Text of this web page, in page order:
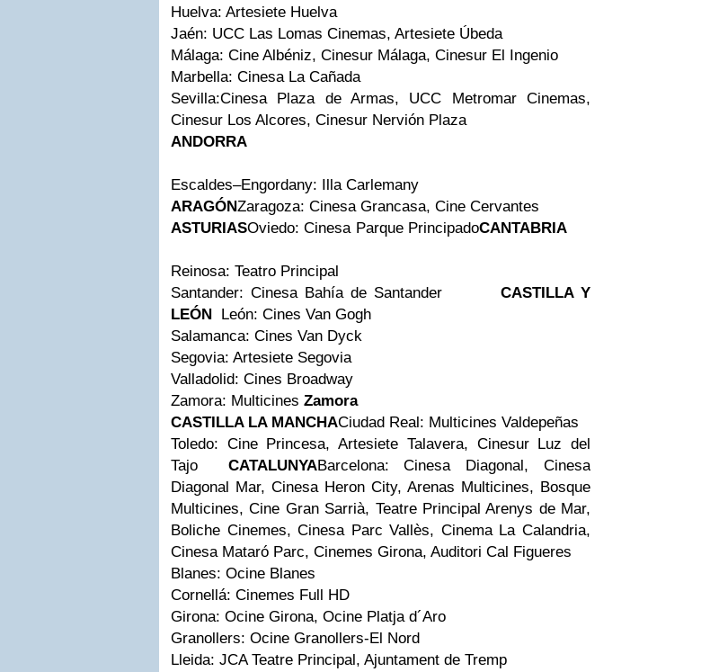
Huelva: Artesiete Huelva
Jaén: UCC Las Lomas Cinemas, Artesiete Úbeda
Málaga: Cine Albéniz, Cinesur Málaga, Cinesur El Ingenio
Marbella: Cinesa La Cañada
Sevilla:Cinesa Plaza de Armas, UCC Metromar Cinemas,
Cinesur Los Alcores, Cinesur Nervión Plaza
ANDORRA
Escaldes–Engordany: Illa Carlemany
ARAGÓNZaragoza: Cinesa Grancasa, Cine Cervantes
ASTURIASOviedo: Cinesa Parque PrincipadoCANTABRIA
Reinosa: Teatro Principal
Santander: Cinesa Bahía de Santander CASTILLA Y
LEÓN León: Cines Van Gogh
Salamanca: Cines Van Dyck
Segovia: Artesiete Segovia
Valladolid: Cines Broadway
Zamora: Multicines Zamora
CASTILLA LA MANCHACiudad Real: Multicines Valdepeñas
Toledo: Cine Princesa, Artesiete Talavera, Cinesur Luz del
Tajo CATALUNYABarcelona: Cinesa Diagonal, Cinesa
Diagonal Mar, Cinesa Heron City, Arenas Multicines, Bosque
Multicines, Cine Gran Sarrià, Teatre Principal Arenys de Mar,
Boliche Cinemes, Cinesa Parc Vallès, Cinema La Calandria,
Cinesa Mataró Parc, Cinemes Girona, Auditori Cal Figueres
Blanes: Ocine Blanes
Cornellá: Cinemes Full HD
Girona: Ocine Girona, Ocine Platja d´Aro
Granollers: Ocine Granollers-El Nord
Lleida: JCA Teatre Principal, Ajuntament de Tremp